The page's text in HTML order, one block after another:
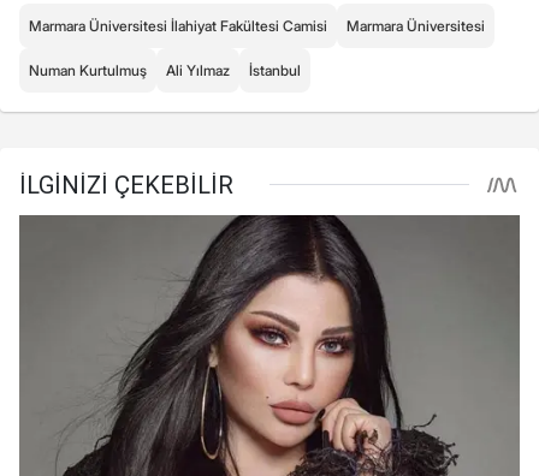
Marmara Üniversitesi İlahiyat Fakültesi Camisi Marmara Üniversitesi
Numan Kurtulmuş Ali Yılmaz İstanbul